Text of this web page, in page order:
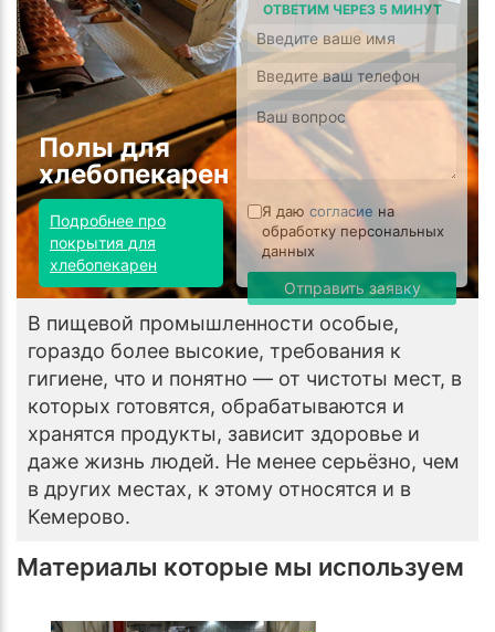
Полы для
хлебопекарен
Подробнее про
покрытия для
хлебопекарен
ОТВЕТИМ ЧЕРЕЗ 5 МИНУТ
Я даю согласие на
обработку персональных
данных
Отправить заявку
В пищевой промышленности особые,
гораздо более высокие, требования к
гигиене, что и понятно — от чистоты мест, в
которых готовятся, обрабатываются и
хранятся продукты, зависит здоровье и
даже жизнь людей. Не менее серьёзно, чем
в других местах, к этому относятся и в
Кемерово.
Материалы которые мы используем